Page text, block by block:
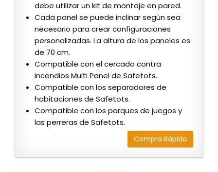
debe utilizar un kit de montaje en pared.
Cada panel se puede inclinar según sea
necesario para crear configuraciones
personalizadas. La altura de los paneles es
de 70 cm.
Compatible con el cercado contra
incendios Multi Panel de Safetots.
Compatible con los separadores de
habitaciones de Safetots.
Compatible con los parques de juegos y
las perreras de Safetots.
Compra Rápida